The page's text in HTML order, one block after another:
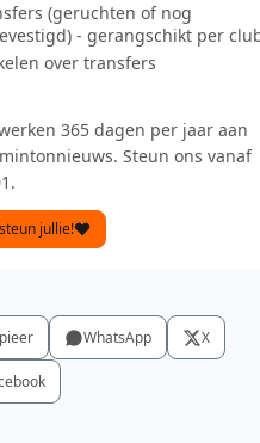
(geruchten of nog
- gerangschikt per
over transfers
365 dagen per jaar aan
Steun ons vanaf
jullie!
WhatsApp X